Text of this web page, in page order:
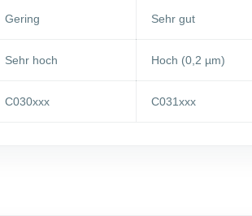
Gering Sehr gut
Sehr hoch Hoch (0,2 µm)
C030xxx C031xxx